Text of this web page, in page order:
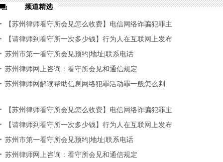
频道精选
【苏州律师看守所会见怎么收费】电信网络诈骗犯罪主
观
【请律师到看守所一次多少钱】行为人在互联网上发布
诈
苏州市第一看守所会见预约|地址|联系电话
苏州律师网上咨询：看守所会见和通信规定
苏州律师网解读帮助信息网络犯罪活动罪一般怎么判
【苏州律师看守所会见怎么收费】电信网络诈骗犯罪主
观
【请律师到看守所一次多少钱】行为人在互联网上发布
诈
苏州市第一看守所会见预约|地址|联系电话
苏州律师网上咨询：看守所会见和通信规定